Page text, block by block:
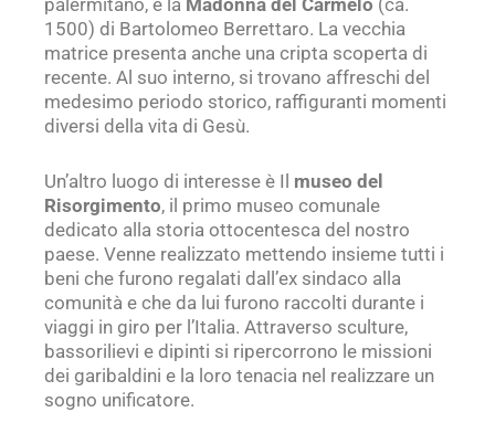
1500) di Bartolomeo Berrettaro. La vecchia
matrice presenta anche una cripta scoperta di
recente. Al suo interno, si trovano affreschi del
medesimo periodo storico, raffiguranti momenti
diversi della vita di Gesù.
Un’altro luogo di interesse è Il museo del
Risorgimento, il primo museo comunale
dedicato alla storia ottocentesca del nostro
paese. Venne realizzato mettendo insieme tutti i
beni che furono regalati dall’ex sindaco alla
comunità e che da lui furono raccolti durante i
viaggi in giro per l’Italia. Attraverso sculture,
bassorilievi e dipinti si ripercorrono le missioni
dei garibaldini e la loro tenacia nel realizzare un
sogno unificatore.